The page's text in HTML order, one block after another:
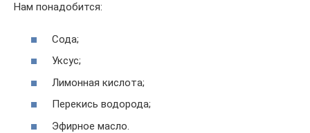
Нам понадобится:
Сода;
Уксус;
Лимонная кислота;
Перекись водорода;
Эфирное масло.